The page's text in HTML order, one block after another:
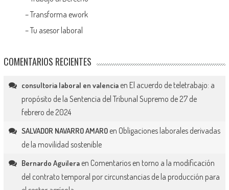
–Transforma ework
–Tu asesor laboral
COMENTARIOS RECIENTES
consultoria laboral en valenciaen El acuerdo de teletrabajo: a
propósito de la Sentencia del Tribunal Supremo de 27 de
febrero de 2024
SALVADOR NAVARRO AMAROen Obligaciones laborales derivadas
de la movilidad sostenible
Bernardo Aguileraen Comentarios en torno a la modificación
del contrato temporal por circunstancias de la producción para